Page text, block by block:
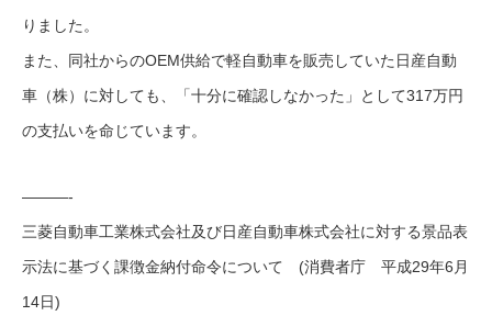
りました。
また、同社からのOEM供給で軽自動車を販売していた日産自動
車（株）に対しても、「十分に確認しなかった」として317万円
の支払いを命じています。
———-
三菱自動車工業株式会社及び日産自動車株式会社に対する景品表
示法に基づく課徴金納付命令について (消費者庁 平成29年6月
14日)